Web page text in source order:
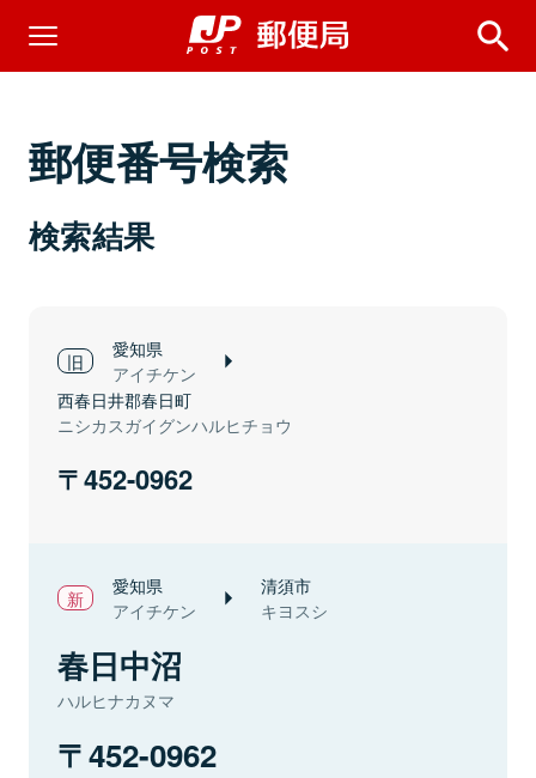
郵便番号検索
検索結果
愛知県
アイチケン
西春日井郡春日町
ニシカスガイグンハルヒチョウ
452-0962
愛知県
アイチケン
清須市
キヨスシ
春日中沼
ハルヒナカヌマ
452-0962